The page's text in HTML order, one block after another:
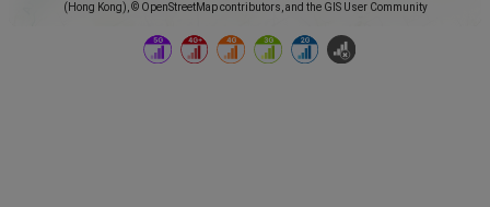
(Hong Kong), © OpenStreetMap contributors, and the GIS User Community